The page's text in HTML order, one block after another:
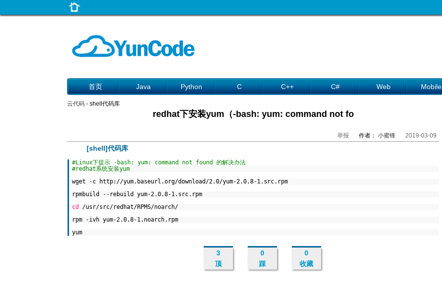
首页 Java Python C C++ C# Web Mobile
云代码 - shell代码库
redhat下安装yum（-bash: yum: command not fo
2019-03-09
作者： 小蜜锋
举报
[shell]代码库
#Linux下提示 -bash: yum: command not found 的解决办法
#redhat系统安装yum
wget -c http://yum.baseurl.org/download/2.0/yum-2.0.8-1.src.rpm
rpmbuild --rebuild yum-2.0.8-1.src.rpm
cd
/usr/src/redhat/RPMS/noarch/
rpm -ivh yum-2.0.8-1.noarch.rpm
yum
3
顶
0
踩
0
收藏